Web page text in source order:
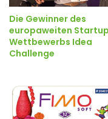
Die Gewinner des
europaweiten
Wettbewerbs Idea
Challenge